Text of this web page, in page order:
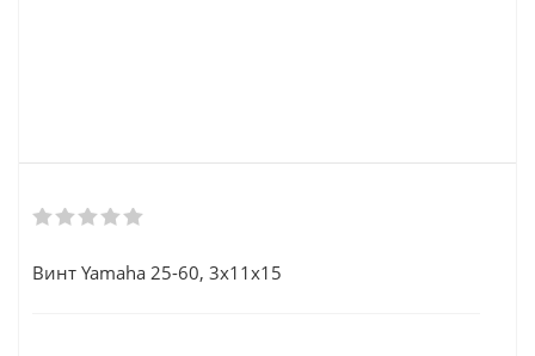
Винт Yamaha 25-60, 3х11x15